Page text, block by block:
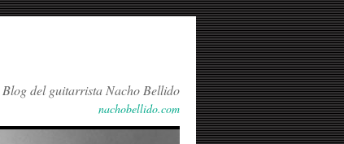
Blog del guitarrista Nacho Bellido
nachobellido.com